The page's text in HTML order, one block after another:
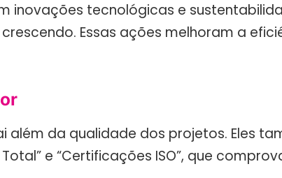
inovações tecnológicas e
Essas ações melhoram a
além da qualidade dos projetos. Eles
e “Certificações ISO”, que